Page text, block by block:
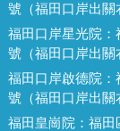
號（福田口岸出關
福田口岸星光院：
號（福田口岸出
福田口岸啟德院：
號（福田口岸出關
福田皇崗院： 福田